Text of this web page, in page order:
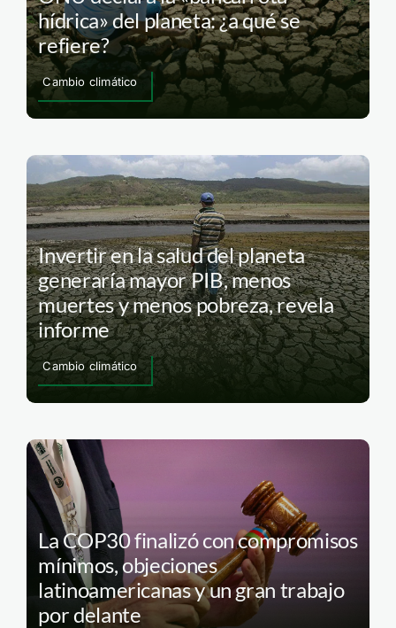
hídrica» del planeta: ¿a qué se
refiere?
Cambio climático
Invertir en la salud del planeta
generaría mayor PIB, menos
muertes y menos pobreza, revela
informe
Cambio climático
La COP30 finalizó con compromisos
mínimos, objeciones
latinoamericanas y un gran trabajo
por delante